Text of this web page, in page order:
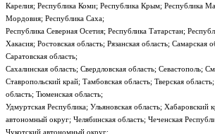
Карелия; Республика Коми; Республика Крым; Республика
Мордовия; Республика Саха;
Республика Северная Осетия; Республика Татарстан;
Хакасия; Ростовская область; Рязанская область; Самарская
Саратовская область;
Сахалинская область; Свердловская область; Севастополь;
Ставропольский край; Тамбовская область; Тверская
область; Тюменская область;
Удмуртская Республика; Ульяновская область;
автономный округ; Челябинская область; Чеченская
Чукотский автономный округ;